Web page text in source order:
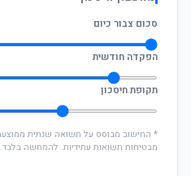
סכום צבור כיום
הפקדה חודשית
תקופת חיסכון
מבטיחות תשואות עתידיות. להמחשה בלבד.